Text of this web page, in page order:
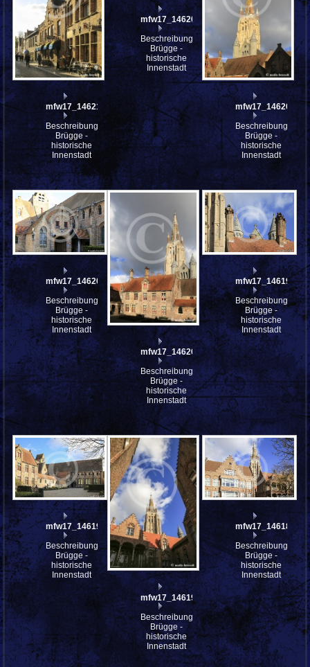
mfw17_146211
Beschreibung:
Brügge -
historische
Innenstadt
mfw17_146207st
Beschreibung:
Brügge -
historische
Innenstadt
mfw17_146206
Beschreibung:
Brügge -
historische
Innenstadt
mfw17_146205
Beschreibung:
Brügge -
historische
Innenstadt
mfw17_146204
Beschreibung:
Brügge -
historische
Innenstadt
mfw17_146193
Beschreibung:
Brügge -
historische
Innenstadt
mfw17_146192
Beschreibung:
Brügge -
historische
Innenstadt
mfw17_146190
Beschreibung:
Brügge -
historische
Innenstadt
mfw17_146188
Beschreibung:
Brügge -
historische
Innenstadt